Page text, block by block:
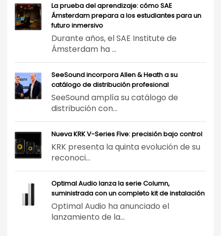
La prueba del aprendizaje: cómo SAE
Ámsterdam prepara a los estudiantes para un
futuro inmersivo
Durante años, el SAE Institute de
Ámsterdam ha ...
SeeSound incorpora Allen & Heath a su
catálogo de distribución profesional
SeeSound amplía su catálogo de
distribución con...
Nueva KRK V-Series Five: precisión bajo control
KRK presenta la quinta evolución de su
reconoci...
Optimal Audio lanza la serie Column,
suministrada con un completo kit de instalación
Optimal Audio ha anunciado el
lanzamiento de la...